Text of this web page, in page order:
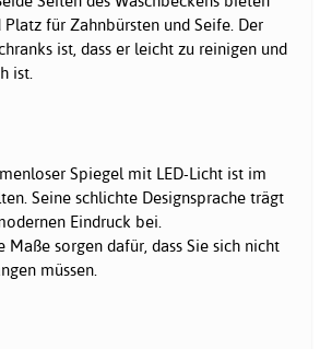
für Zahnbürsten und Seife. Der
ist, dass er leicht zu reinigen und
ist.
Spiegel mit LED-Licht ist im
Seine schlichte Designsprache trägt
Eindruck bei.
sorgen dafür, dass Sie sich nicht
müssen.